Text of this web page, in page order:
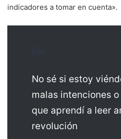
indicadores a tomar en cuenta».
No sé si estoy
malas intenciones
que aprendí a leer
revolución